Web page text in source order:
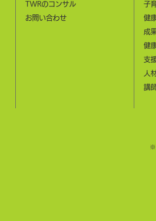
​TWRのコンサル
お問い合わせ
子
健
成
健
支
人
講
​※